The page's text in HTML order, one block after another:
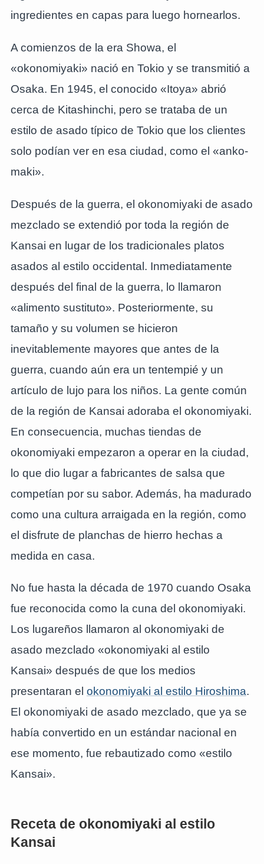
ingredientes en capas para luego hornearlos.
A comienzos de la era Showa, el
«okonomiyaki» nació en Tokio y se transmitió a
Osaka. En 1945, el conocido «Itoya» abrió
cerca de Kitashinchi, pero se trataba de un
estilo de asado típico de Tokio que los clientes
solo podían ver en esa ciudad, como el «anko-
maki».
Después de la guerra, el okonomiyaki de asado
mezclado se extendió por toda la región de
Kansai en lugar de los tradicionales platos
asados al estilo occidental. Inmediatamente
después del final de la guerra, lo llamaron
«alimento sustituto». Posteriormente, su
tamaño y su volumen se hicieron
inevitablemente mayores que antes de la
guerra, cuando aún era un tentempié y un
artículo de lujo para los niños. La gente común
de la región de Kansai adoraba el okonomiyaki.
En consecuencia, muchas tiendas de
okonomiyaki empezaron a operar en la ciudad,
lo que dio lugar a fabricantes de salsa que
competían por su sabor. Además, ha madurado
como una cultura arraigada en la región, como
el disfrute de planchas de hierro hechas a
medida en casa.
No fue hasta la década de 1970 cuando Osaka
fue reconocida como la cuna del okonomiyaki.
Los lugareños llamaron al okonomiyaki de
asado mezclado «okonomiyaki al estilo
Kansai» después de que los medios
presentaran el okonomiyaki al estilo Hiroshima.
El okonomiyaki de asado mezclado, que ya se
había convertido en un estándar nacional en
ese momento, fue rebautizado como «estilo
Kansai».
Receta de okonomiyaki al estilo
Kansai